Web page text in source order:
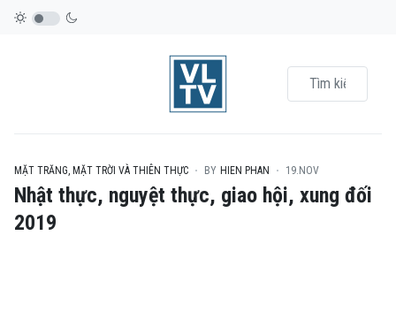
MẶT TRĂNG, MẶT TRỜI VÀ THIÊN THỰC BY HIEN PHAN 19.NOV
Nhật thực, nguyệt thực, giao hội, xung đối
2019